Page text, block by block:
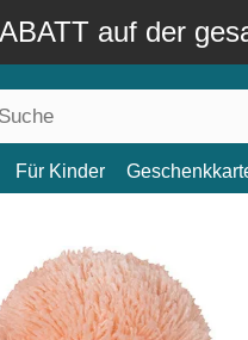
auf der
Für Kinder